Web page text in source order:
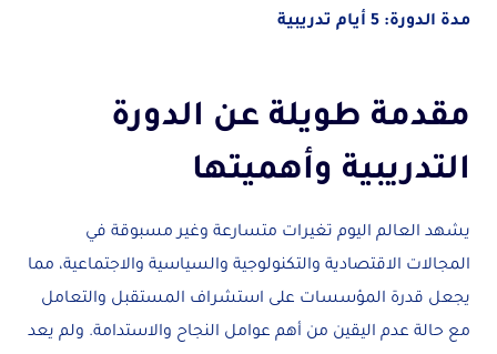
مدة الدورة: 5 أيام تدريبية
مقدمة طويلة عن الدورة
التدريبية وأهميتها
يشهد العالم اليوم تغيرات متسارعة وغير مسبوقة في
المجالات الاقتصادية والتكنولوجية والسياسية والاجتماعية، مما
يجعل قدرة المؤسسات على استشراف المستقبل والتعامل
مع حالة عدم اليقين من أهم عوامل النجاح والاستدامة. ولم يعد